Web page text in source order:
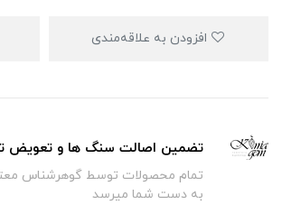
تضمین اصالت سنگ ها و تعویض
تمام محصولات توسط گوهرشناس
به دست شما میرسد